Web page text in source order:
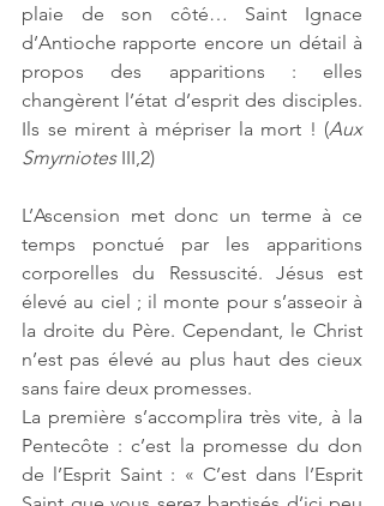
plaie de son côté… Saint Ignace
d’Antioche rapporte encore un détail à
propos des apparitions : elles
changèrent l’état d’esprit des disciples.
Ils se mirent à mépriser la mort ! (Aux
Smyrniotes III,2)
L’Ascension met donc un terme à ce
temps ponctué par les apparitions
corporelles du Ressuscité. Jésus est
élevé au ciel ; il monte pour s’asseoir à
la droite du Père. Cependant, le Christ
n’est pas élevé au plus haut des cieux
sans faire deux promesses.
La première s’accomplira très vite, à la
Pentecôte : c’est la promesse du don
de l’Esprit Saint : « C’est dans l’Esprit